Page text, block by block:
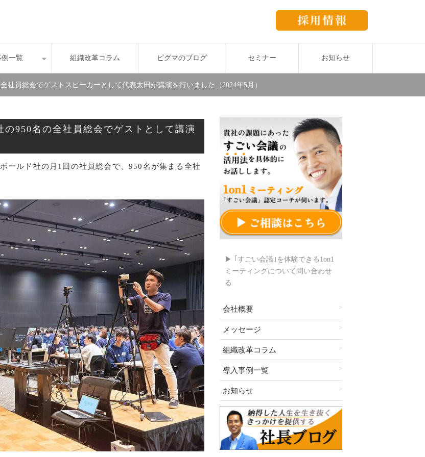
一覧 組織改革コラム ピグマのブログ セミナー お知らせ
社員総会でゲストスピーカーとして代表太田が講演を行いました（2024年5月）
950名の全社員総会でゲストとして講演
ールド社の月1回の社員総会で、950名が集まる全社
▶ ｢すごい会議｣を体験できる1on1
ミーティングについて問い合わせ
る
会社概要
メッセージ
組織改革コラム
導入事例一覧
お知らせ